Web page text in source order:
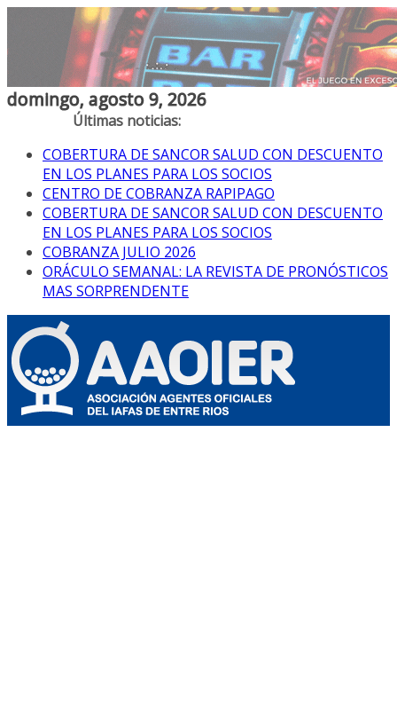
Saltar
domingo, agosto 9, 2026
COBERTURA DE SANCOR SALUD CON DESCUENTO
EN LOS PLANES PARA LOS SOCIOS
CENTRO DE COBRANZA RAPIPAGO
COBERTURA DE SANCOR SALUD CON DESCUENTO
EN LOS PLANES PARA LOS SOCIOS
COBRANZA JULIO 2026
ORÁCULO SEMANAL: LA REVISTA DE PRONÓSTICOS
MAS SORPRENDENTE